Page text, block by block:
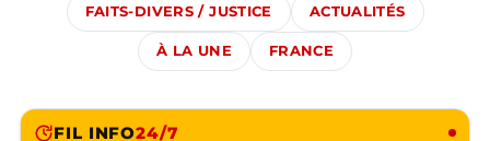
FAITS-DIVERS / JUSTICE ACTUALITÉS
À LA UNE FRANCE
FIL INFO24/7